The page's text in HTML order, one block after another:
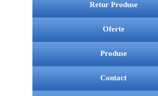
Retur Produse
Oferte
Produse
Contact